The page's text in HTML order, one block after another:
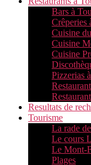
Bars à
Crêperies
Cuisine
Cuisine
Cuisine
Pizzerias
Resultats de
Tourisme
La rade
Le cours
Le Mont-
Plages